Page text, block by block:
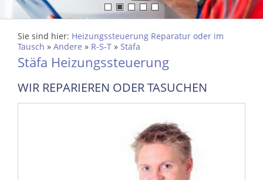
Sie sind hier: Heizungssteuerung Reparatur oder im
Tausch » Andere » R-S-T » Stäfa
Stäfa Heizungssteuerung
WIR REPARIEREN ODER TASUCHEN